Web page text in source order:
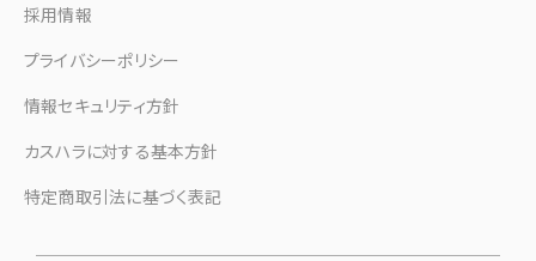
採用情報
プライバシーポリシー
情報セキュリティ方針
カスハラに対する基本方針
特定商取引法に基づく表記